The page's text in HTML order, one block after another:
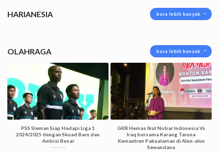
HARIANESIA baca lebih banyak
OLAHRAGA baca lebih banyak
PSS Sleman Siap Hadapi Liga 1
2024/2025 dengan Skuad Baru dan
Ambisi Besar
GKR Hemas Ikut Nobar Indonesia Vs
Iraq bersama Karang Taruna
Kemantren Pakualaman di Alun-alun
Sewandana